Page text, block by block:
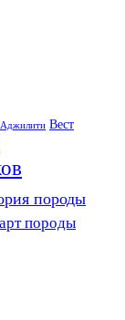
Аджилити Вест
породы
породы